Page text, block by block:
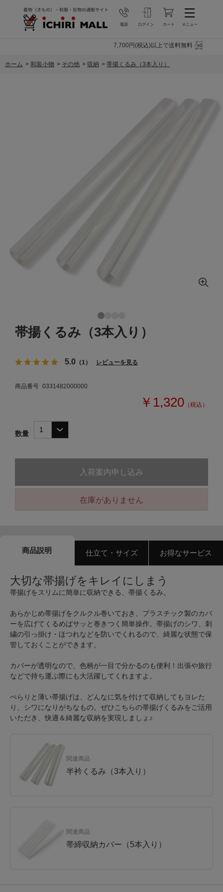
7,700円(税込)以上で送料無料
ホーム > 和装小物 > その他 > 収納 > 帯揚くるみ（3本入り）
帯揚くるみ（3本入り）
5.0 （1） レビューを見る
商品番号 0331482000000
￥1,320 （税込）
数量
入荷案内申し込み
在庫がありません
商品説明 仕立て・サイズ お得なサービス
大切な帯揚げをキレイにしまう
帯揚げをスリムに簡単に収納できる、帯揚くるみ。
あらかじめ帯揚げをクルクル巻いておき、プラスチック製のカバ
ーを広げてくるめばサッと巻きつく簡単操作。帯揚げのシワ、刺
繍の引っ掛け・ほつれなどを防いでくれるので、綺麗な状態で保
管しておくことができます。
カバーが透明なので、色柄が一目で分かるのも便利！出張や旅行
などで持ち運ぶ際にも大活躍してくれますよ。
ぺらりと薄い帯揚げは、どんなに気を付けて収納してもヨレた
り、シワになりがちなもの。ぜひこちらの帯揚げくるみをご活用
いただき、快適＆綺麗な収納を実現しましょ♪
関連商品
半衿くるみ（3本入り）
関連商品
帯締収納カバー（5本入り）